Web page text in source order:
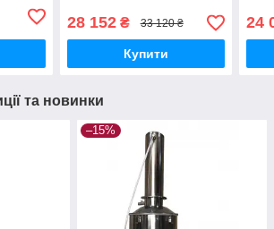
28 152₴ 33 120 ₴
Купити
24
та новинки
–15%